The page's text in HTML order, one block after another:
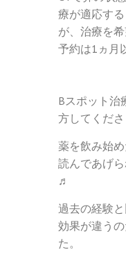
療が適応す
が、治療を
予約は1ヵ月
Bスポット
方してくださ
薬を飲み始
読んであげ
♬
過去の経験
効果が違う
た。